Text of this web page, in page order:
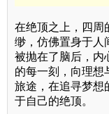
在绝顶之上，四周
缈，仿佛置身于人
被抛在了脑后，内
的每一刻，向理想
旅途，在追寻梦想
于自己的绝顶。